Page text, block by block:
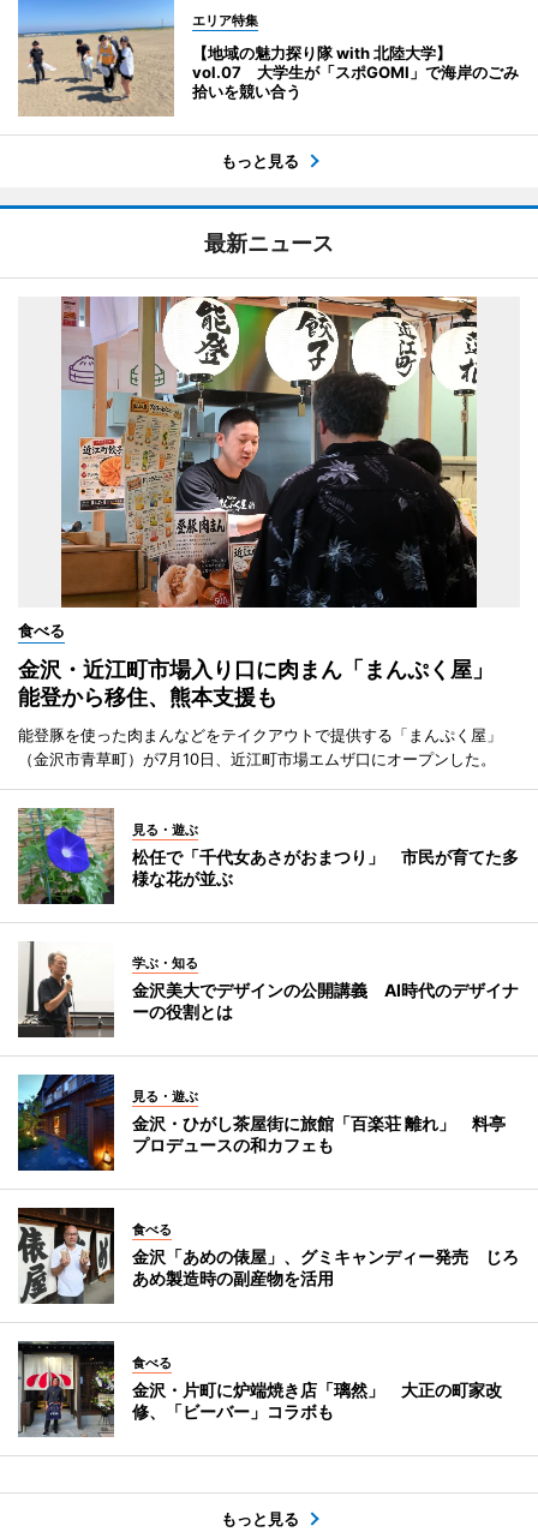
エリア特集
【地域の魅力探り隊 with 北陸大学】
vol.07 大学生が「スポGOMI」で海岸のごみ
拾いを競い合う
もっと見る
最新ニュース
食べる
金沢・近江町市場入り口に肉まん「まんぷく屋」
能登から移住、熊本支援も
能登豚を使った肉まんなどをテイクアウトで提供する「まんぷく屋」
（金沢市青草町）が7月10日、近江町市場エムザ口にオープンした。
見る・遊ぶ
松任で「千代女あさがおまつり」 市民が育てた多
様な花が並ぶ
学ぶ・知る
金沢美大でデザインの公開講義 AI時代のデザイナ
ーの役割とは
見る・遊ぶ
金沢・ひがし茶屋街に旅館「百楽荘 離れ」 料亭
プロデュースの和カフェも
食べる
金沢「あめの俵屋」、グミキャンディー発売 じろ
あめ製造時の副産物を活用
食べる
金沢・片町に炉端焼き店「璃然」 大正の町家改
修、「ビーバー」コラボも
もっと見る